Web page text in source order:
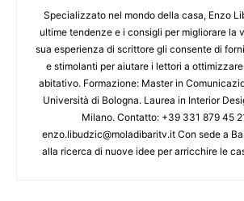
Specializzato nel mondo della casa, Enzo
ultime tendenze e i consigli per migliorare la
sua esperienza di scrittore gli consente di
e stimolanti per aiutare i lettori a
abitativo. Formazione: Master in
Università di Bologna. Laurea in Interior
Milano. Contatto: +39 331 879 45
enzo.libudzic@moladibaritv.it Con sede a
alla ricerca di nuove idee per arricchire le